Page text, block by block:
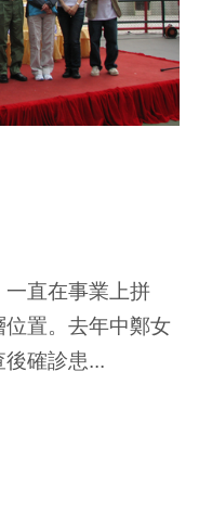
直在事業上拼
置。去年中鄭女
確診患...